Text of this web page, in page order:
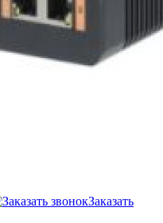
Заказать